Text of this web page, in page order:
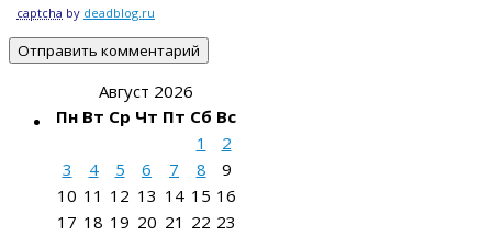
captcha by deadblog.ru
Август 2026
Пн Вт Ср Чт Пт Сб Вс
1
2
3
4 5 6 7 8
9
10 11 12 13 14 15 16
17 18 19 20 21 22 23